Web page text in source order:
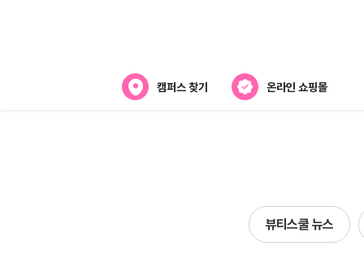
캠퍼스 찾기 온라인 쇼핑몰
전국캠퍼스 찾기
제휴협력사
뷰티스쿨 뉴스